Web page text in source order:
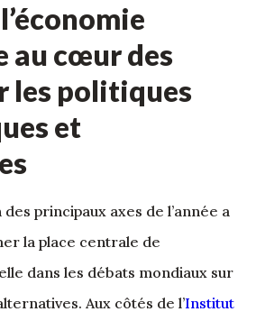
au cœur des
les politiques
et
des principaux axes de l’année a
la place centrale de
dans les débats mondiaux sur
Aux côtés de l’Institut